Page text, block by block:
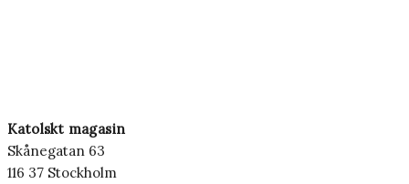
Katolskt magasin
Skånegatan 63
116 37 Stockholm